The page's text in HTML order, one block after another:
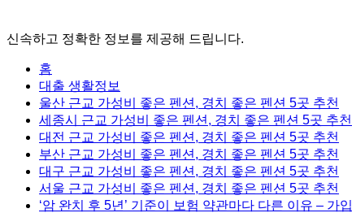
신속하고 정확한 정보를 제공해 드립니다.
홈
대출 생활정보
울산 근교 가성비 좋은 펜션, 경치 좋은 펜션 5곳 추천
세종시 근교 가성비 좋은 펜션, 경치 좋은 펜션 5곳 추천
대전 근교 가성비 좋은 펜션, 경치 좋은 펜션 5곳 추천
부산 근교 가성비 좋은 펜션, 경치 좋은 펜션 5곳 추천
대구 근교 가성비 좋은 펜션, 경치 좋은 펜션 5곳 추천
서울 근교 가성비 좋은 펜션, 경치 좋은 펜션 5곳 추천
‘암 완치 후 5년’ 기준이 보험 약관마다 다른 이유 – 가